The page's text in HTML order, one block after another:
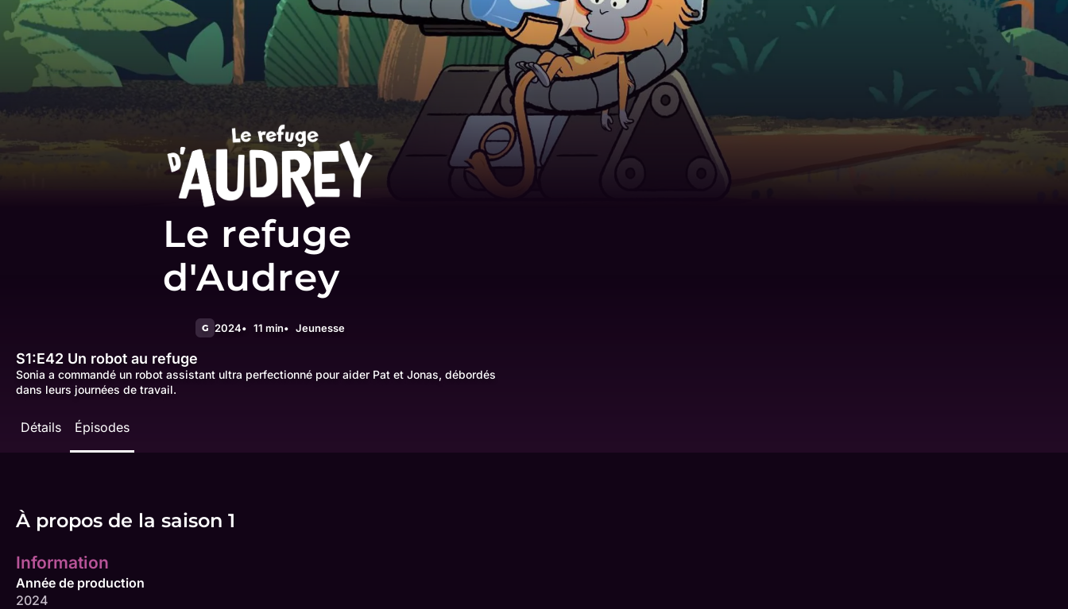
Le refuge
d'Audrey
G 2024 11 min Jeunesse
S1:E42 Un robot au refuge
Sonia a commandé un robot assistant ultra perfectionné pour aider Pat et Jonas, débordés
dans leurs journées de travail.
Détails Épisodes
À propos de la saison 1
Information
Année de production
2024